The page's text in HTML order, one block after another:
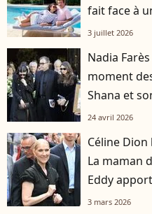
fait face à
3 juillet 2026
Nadia
moment
Shana et
24 avril 2026
Céline
La maman de René-Charles,
Eddy
3 mars 2026